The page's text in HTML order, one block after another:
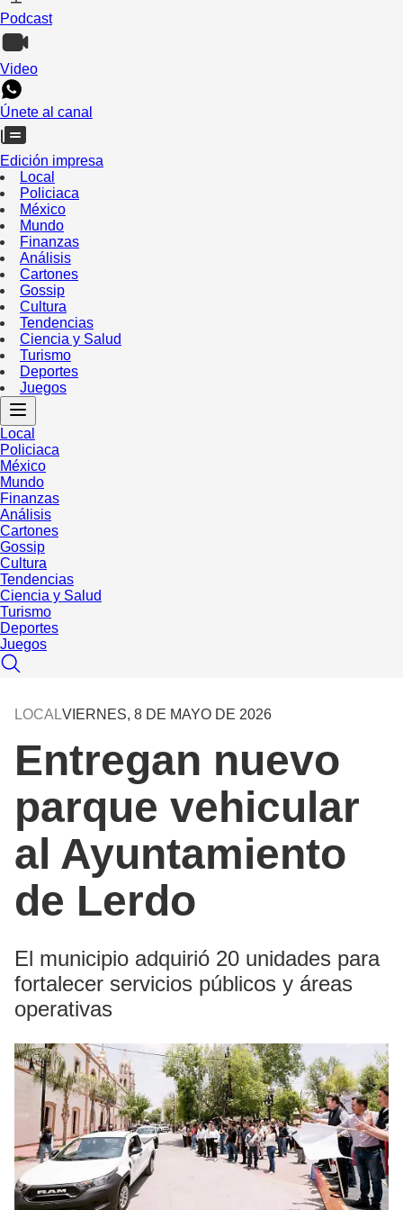
Podcast
Video
Únete al canal
Edición impresa
Local
Policiaca
México
Mundo
Finanzas
Análisis
Cartones
Gossip
Cultura
Tendencias
Ciencia y Salud
Turismo
Deportes
Juegos
Local
Policiaca
México
Mundo
Finanzas
Análisis
Cartones
Gossip
Cultura
Tendencias
Ciencia y Salud
Turismo
Deportes
Juegos
LOCALVIERNES, 8 DE MAYO DE 2026
Entregan nuevo
parque vehicular
al Ayuntamiento
de Lerdo
El municipio adquirió 20 unidades para
fortalecer servicios públicos y áreas
operativas